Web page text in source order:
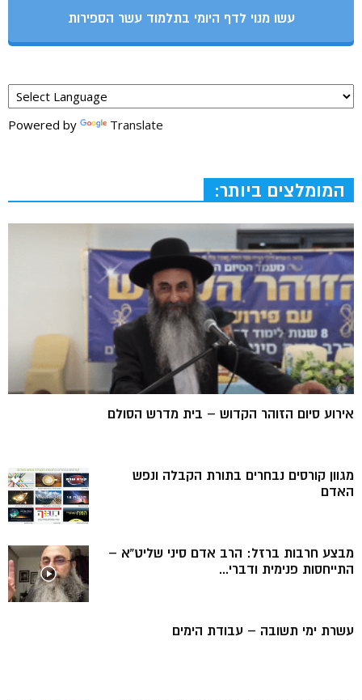
עשו מנוי לדף היומי בתלמוד עשר הספירות
Powered by Translate
המומלצים ביותר:
אירוע סיום הזוהר הקדוש – בית מדרש הסולם
מגוון קורסים נבחרים בתורת הקבלה ונפש
האדם
מבצע חרבות ברזל: הרב אדם סיני שליט”א –
התייחסות פנימית ודברי...
עשרת ימי תשובה – עבודת הימים